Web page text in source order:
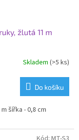
žlutá 11 m
Skladem (>5 ks)
Do košíku
šířka - 0,8 cm